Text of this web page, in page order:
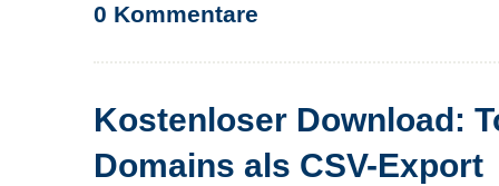
0 Kommentare
Kostenloser Download:
Domains als CSV-Export